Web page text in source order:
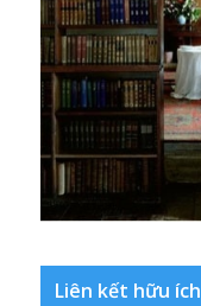
Liên kết hữu ích